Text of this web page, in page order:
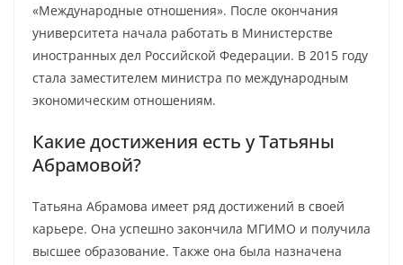
«Международные отношения». После окончания
университета начала работать в Министерстве
иностранных дел Российской Федерации. В 2015 году
стала заместителем министра по международным
экономическим отношениям.
Какие достижения есть у Татьяны
Абрамовой?
Татьяна Абрамова имеет ряд достижений в своей
карьере. Она успешно закончила МГИМО и получила
высшее образование. Также она была назначена